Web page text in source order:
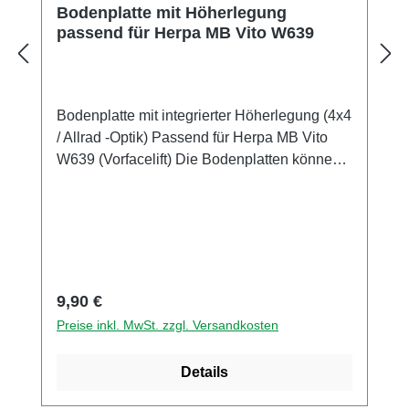
Bodenplatte mit Höherlegung
passend für Herpa MB Vito W639
Bodenplatte mit integrierter Höherlegung (4x4
/ Allrad -Optik) Passend für Herpa MB Vito
W639 (Vorfacelift) Die Bodenplatten können
einfach anstatt des Originalbauteils
verwendet werden. Ein vorhandenes Modell
Original Bodenplatte entfernen kann. Danach
Regulärer Preis:
9,90 €
Preise inkl. MwSt. zzgl. Versandkosten
Details